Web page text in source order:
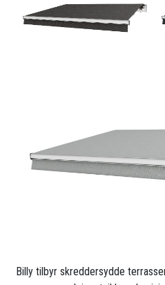
Billy tilbyr skreddersydde